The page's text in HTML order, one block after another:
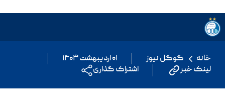
خانه گوگل نیوز
۰۱ اردیبهشت ۱۴۰۳
لینک خبر
اشتراک گذاری